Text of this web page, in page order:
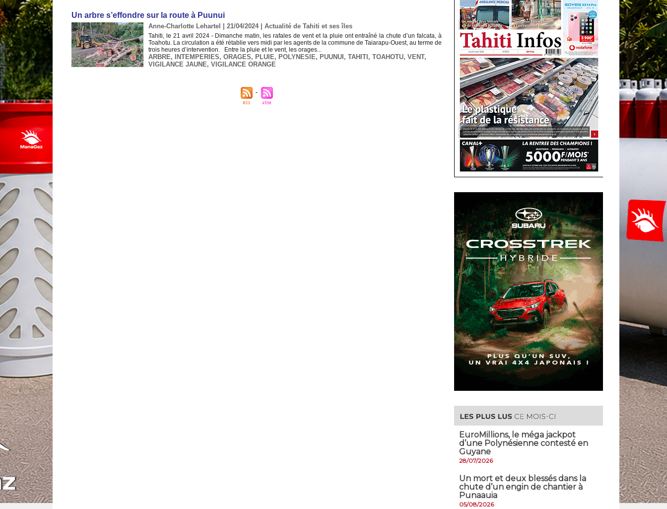
Un arbre s’effondre sur la route à Puunui
Anne-Charlotte Lehartel | 21/04/2024| Actualité de Tahiti et ses îles
Tahiti, le 21 avril 2024 - Dimanche matin, les rafales de vent et la pluie ont entraîné la chute d’un falcata, à
Toahotu. La circulation a été rétablie vers midi par les agents de la commune de Taiarapu-Ouest, au terme de
trois heures d’intervention. Entre la pluie et le vent, les orages...
ARBRE, INTEMPERIES, ORAGES, PLUIE, POLYNESIE, PUUNUI , TAHITI , TOAHOTU, VENT,
VIGILANCE JAUNE, VIGILANCE ORANGE
EuroMillions, ​le méga jackpot
d’une Polynésienne contesté en
Guyane
28/07/2026
​Un mort et deux blessés dans la
chute d’un engin de chantier à
Punaauia
05/08/2026